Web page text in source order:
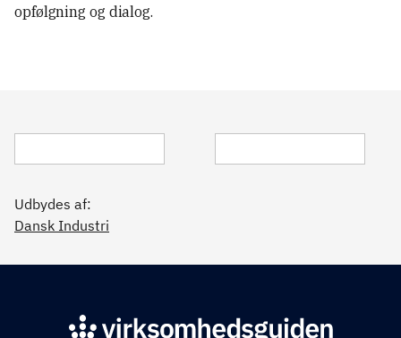
opfølgning og dialog.
Udbydes af:
Dansk Industri